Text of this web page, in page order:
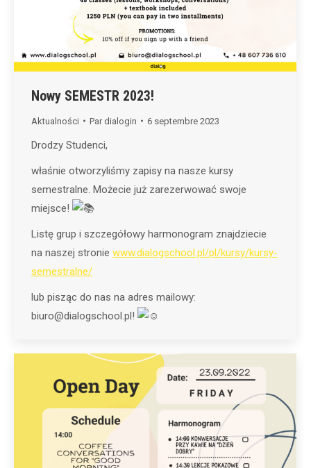
Nowy SEMESTR 2023!
Aktualności Par dialogin 6 septembre 2023
Drodzy Studenci,
właśnie otworzyliśmy zapisy na nasze kursy
semestralne. Możecie już zarezerwować swoje
miejsce!
Listę grup i szczegółowy harmonogram znajdziecie
na naszej stronie www.dialogschool.pl/pl/kursy/kursy-
semestralne/
lub pisząc do nas na adres mailowy:
biuro@dialogschool.pl!